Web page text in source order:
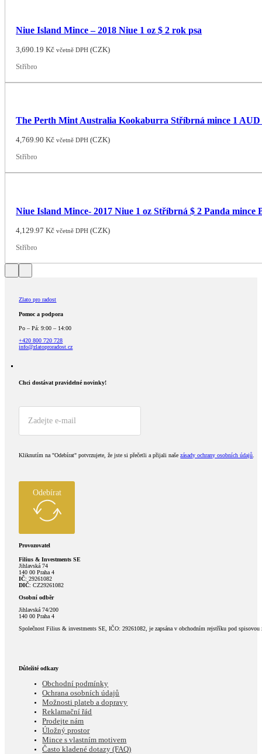
Niue Island Mince – 2018 Niue 1 oz $ 2 rok psa
3,690.19Kč včetně DPH (CZK)
Stříbro
The Perth Mint Australia Kookaburra Stříbrná mince 1 AUD
4,769.90Kč včetně DPH (CZK)
Stříbro
Niue Island Mince- 2017 Niue 1 oz Stříbrná $ 2 Panda mince
4,129.97Kč včetně DPH (CZK)
Stříbro
Zlato pro radost
Pomoc a podpora
Po – Pá: 9:00 – 14:00
+420 800 720 728
info@zlatoproradost.cz
Chci dostávat pravidelné novinky!​
Kliknutím na "Odebírat" potvrzujete, že jste si přečetli a přijali našezásady ochrany osobních údajů
Odebírat
Provozovatel
Filius & Investments SE
Jihlavská 74
140 00 Praha 4
IČ: 29261082
DIČ: CZ29261082
Osobní odběr
Jihlavská 74/200
140 00 Praha 4
Společnost Filius & investments SE, IČO: 29261082, je zapsána v obchodním rejstříku pod spisovou
Důležité odkazy
Obchodní podmínky
Ochrana osobních údajů
Možnosti plateb a dopravy
Reklamační řád
Prodejte nám
Úložný prostor
Mince s vlastním motivem
Často kladené dotazy (FAQ)